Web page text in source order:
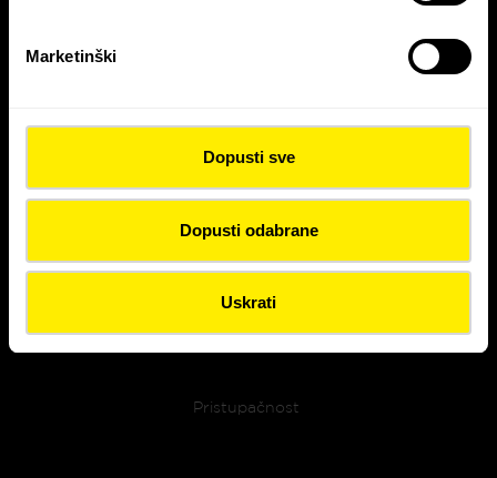
Marketinški
Dopusti sve
Dopusti odabrane
Uskrati
Colas Hrvatska d.d. je dioCOLAS SAgrupacije
Footer menu
Pravne informacije
Pristupačnost